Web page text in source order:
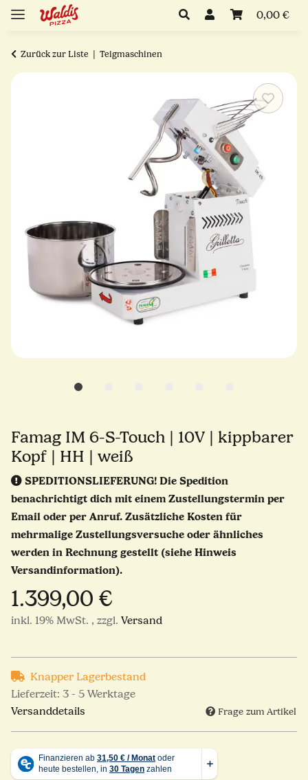
0,00 €
Zurück zur Liste Teigmaschinen
Famag IM 6-S-Touch | 10V | kippbarer
Kopf | HH | weiß
SPEDITIONSLIEFERUNG! Die Spedition
benachrichtigt dich mit einem Zustellungstermin per
Email oder per Anruf. Zusätzliche Kosten für
mehrmalige Zustellungsversuche oder ähnliches
werden in Rechnung gestellt (siehe Hinweis
Versandinformation).
1.399,00 €
inkl. 19% MwSt. , zzgl. Versand
Knapper Lagerbestand
Lieferzeit: 3 - 5 Werktage
Versanddetails
Frage zum Artikel